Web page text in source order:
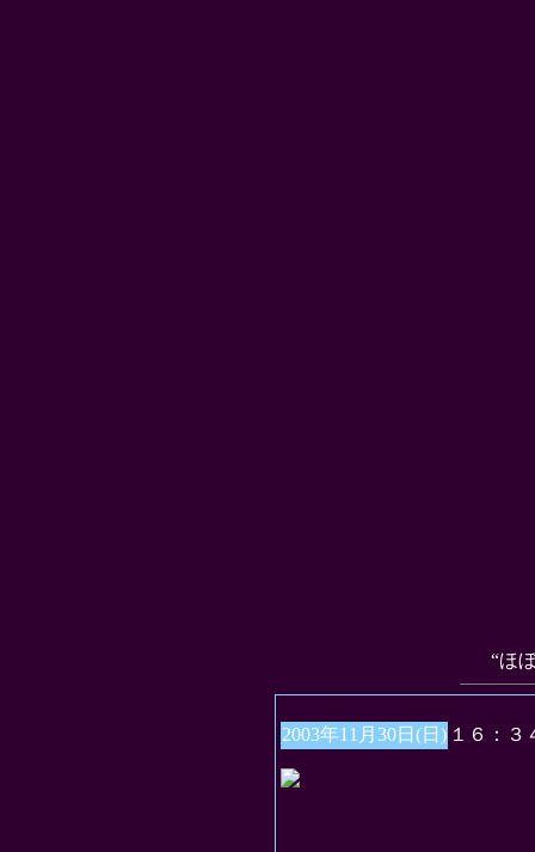
“ほ
2003年11月30日(日) １６：３